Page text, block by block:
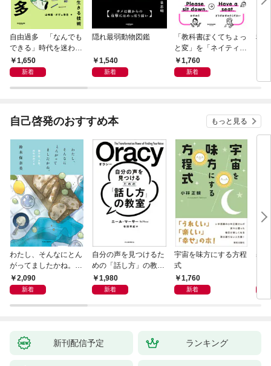
自由過多 「なんでも
できる」時代を迷わず
生きる技術
1,650
新着
隠れ最弱動物図鑑
1,540
新着
「教科書ぽくてちょっ
と変」を「ネイティヴ
みたいでなんかいい」
に変える教科書英語ア
1,760
新着
科
自己啓発のおすすめ本 もっと見る
わたし、そんなにとん
がってましたかね。
獅子座、Ａ型、丙午は
めぐる
2,090
新着
自分の声を見つけるた
めの「話し方」の教
室 Ｏｒａｃｙ（オラ
シー）
1,980
新着
宇宙を味方にする方程
式
1,760
新着
基
新刊配信予定 ランキング